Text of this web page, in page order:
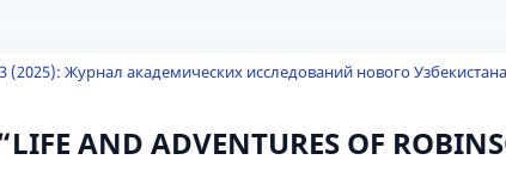
(2025): Журнал академических исследований нового Узбекистана
AND ADVENTURES OF